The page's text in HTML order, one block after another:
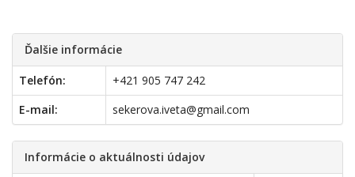
Ďalšie informácie
Telefón:
+421 905 747 242
E-mail:
sekerova.iveta@gmail.com
Informácie o aktuálnosti údajov